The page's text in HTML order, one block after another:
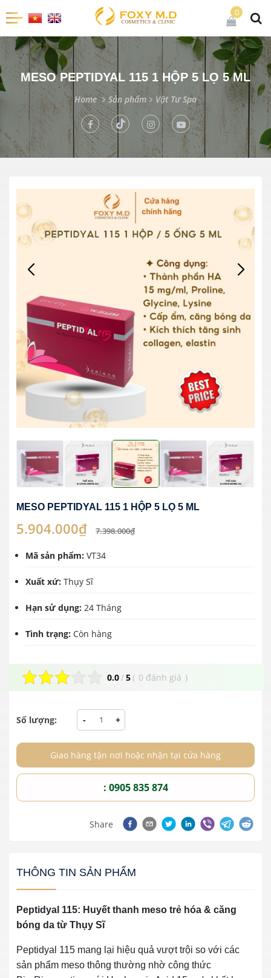
0
MESO PEPTIDYAL 115 1 HỘP 5 LỌ 5 ML
Home Sản phẩm Vật Tư Spa
MESO PEPTIDYAL 115 1 HỘP 5 LỌ 5 ML
5.904.000₫ 7.398.000₫
Mã sản phẩm: VT34
Xuất xứ: Thụy Sĩ
Hạn sử dụng: 24 Tháng
Tình trạng: Còn hàng
0.0 /5( 0 đánh giá )
Số lượng: - +
Giao hàng tận nơi hoặc nhận tại cửa hàng
: 0905 835 874
Share
THÔNG TIN SẢN PHẨM
Peptidyal 115: Huyết thanh meso trẻ hóa & căng
bóng da từ Thụy Sĩ
Peptidyal 115 mang lại hiệu quả vượt trội so với các
sản phẩm meso thông thường nhờ công thức